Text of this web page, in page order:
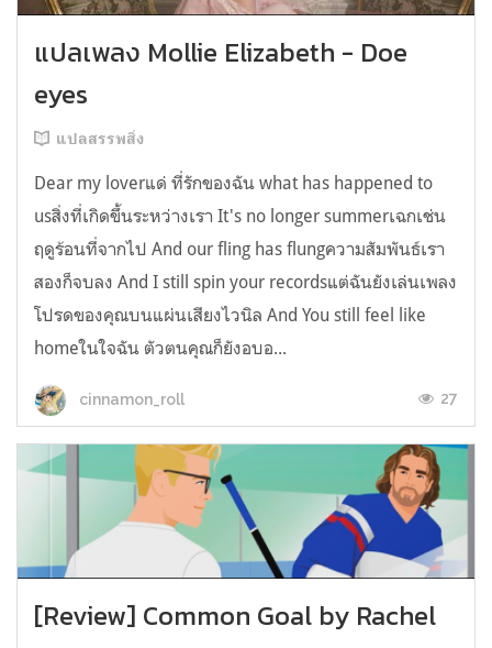
แปลเพลง Mollie Elizabeth - Doe
eyes
แปลสรรพสิ่ง
Dear my loverแด่ ที่รักของฉัน what has happened to
usสิ่งที่เกิดขึ้นระหว่างเรา It's no longer summerเฉกเช่น
ฤดูร้อนที่จากไป And our fling has flungความสัมพันธ์เรา
สองก็จบลง And I still spin your recordsแต่ฉันยังเล่นเพลง
โปรดของคุณบนแผ่นเสียงไวนิล And You still feel like
homeในใจฉัน ตัวตนคุณก็ยังอบอ...
cinnamon_roll 27
[Review] Common Goal by Rachel